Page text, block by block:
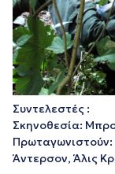
Συντελεστές :
Σκηνοθεσία:
Πρωταγωνιστούν:
Άντερσον, Άλις